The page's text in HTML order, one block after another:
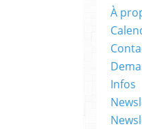
À
Infos